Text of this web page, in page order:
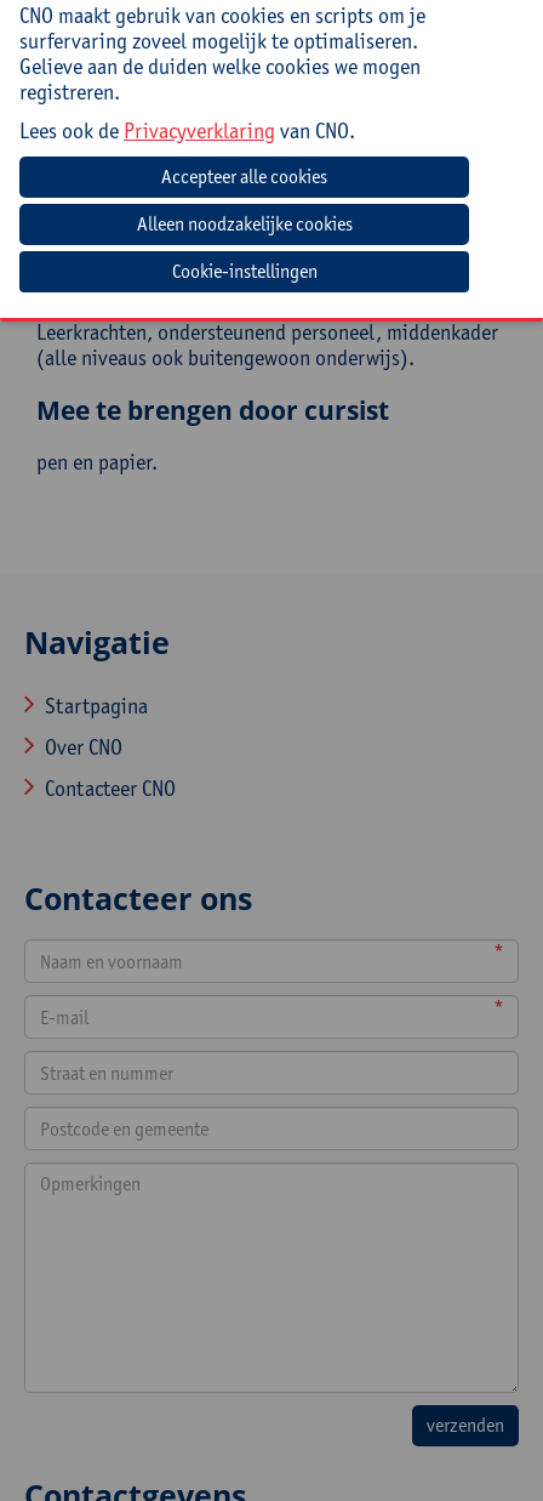
de ervaring van collega's en concrete ideeën voor de
eigen collega-ploeg uit te werken.
Doelstellingen
Je leert hoe je op school een open en motiverende
schoolcultuur kan introduceren. Daarnaast leer je hoe
je zelf het juiste voorbeeld kan geven en welke troeven
je in de hand hebt.
Leerkrachten, ondersteunend personeel, middenkader
(alle niveaus ook buitengewoon onderwijs).
Mee te brengen door cursist
pen en papier.
Navigatie
Startpagina
Over CNO
Contacteer CNO
Contacteer ons
*
*
CNO maakt gebruik van cookies en scripts om je
surfervaring zoveel mogelijk te optimaliseren.
Gelieve aan de duiden welke cookies we mogen
registreren.
Lees ook de Privacyverklaring van CNO.
Cookie-instellingen